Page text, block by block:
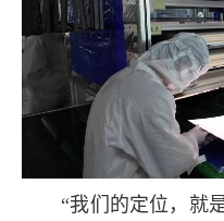
“我们的定位，就是